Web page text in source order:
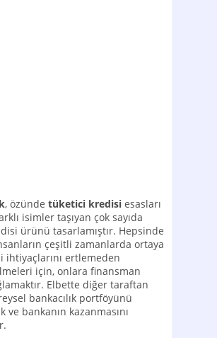
, özünde tüketici kredisi esasları
isimler taşıyan çok sayıda
ürünü tasarlamıştır. Hepsinde
çeşitli zamanlarda ortaya
ihtiyaçlarını ertlemeden
için, onlara finansman
Elbette diğer taraftan
bankacılık portföyünü
ve bankanın kazanmasını